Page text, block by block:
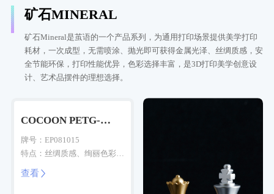
矿石MINERAL
矿石Mineral是茧语的一个产品系列，为通用打印场景提供美学打印
耗材，一次成型，无需喷涂、抛光即可获得金属光泽、丝绸质感，安
全节能环保，打印性能优异，色彩选择丰富，是3D打印美学创意设
计、艺术品摆件的理想选择。
COCOON PETG-
牌号：EP081015
特点：丝绸质感、绚丽色彩、
耐候耐热
查看